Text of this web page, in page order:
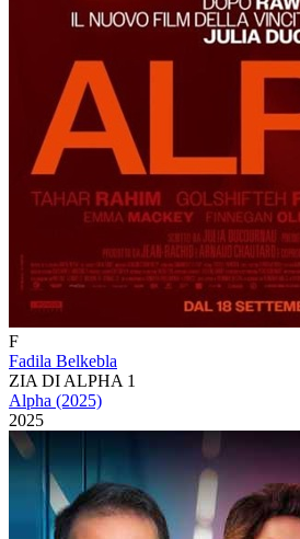
F
Fadila Belkebla
ZIA DI ALPHA 1
Alpha (2025)
2025